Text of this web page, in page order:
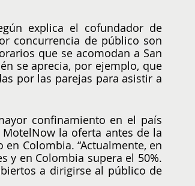
explica el cofundador de
concurrencia de público son
que se acomodan a San
se aprecia, por ejemplo, que
por las parejas para asistir a
confinamiento en el país
la oferta antes de la
Colombia. “Actualmente, en
y en Colombia supera el 50%.
a dirigirse al público de